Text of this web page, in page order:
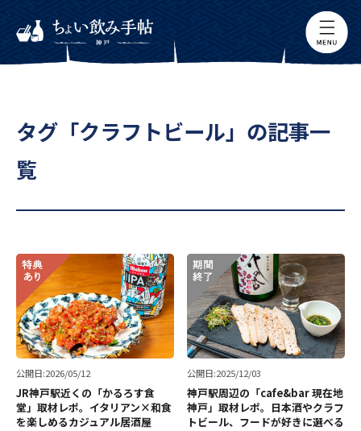
タグ「クラフトビール」の記事一
覧
公開日:2026/05/12
JR神戸駅近くの「かるろす食
堂」取材レポ。イタリアン×和食
を楽しめるカジュアル居酒屋
公開日:2025/12/03
神戸駅周辺の「cafe&bar 現在地
神戸」取材レポ。日本酒やクラフ
トビール、フードが好きに選べる